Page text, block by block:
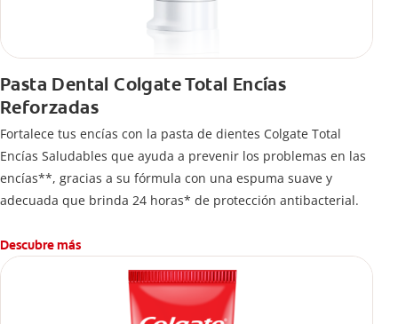
Pasta Dental Colgate Total Encías
Reforzadas
Fortalece tus encías con la pasta de dientes Colgate Total
Encías Saludables que ayuda a prevenir los problemas en las
encías**, gracias a su fórmula con una espuma suave y
adecuada que brinda 24 horas* de protección antibacterial.
Descubre más